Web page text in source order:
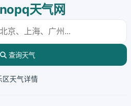
天气网
查询天气
区天气详情